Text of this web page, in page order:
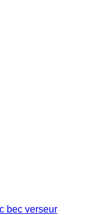
bec verseur